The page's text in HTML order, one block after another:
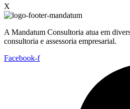
X
A Mandatum Consultoria atua em
consultoria e assessoria empresarial.
Facebook-f